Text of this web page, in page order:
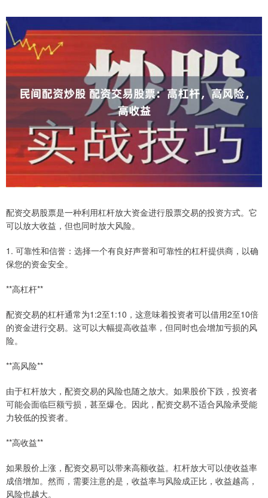
配资交易股票是一种利用杠杆放大资金进行股票交易的投资方式。它
可以放大收益，但也同时放大风险。
1. 可靠性和信誉：选择一个有良好声誉和可靠性的杠杆提供商，以确
保您的资金安全。
**高杠杆**
配资交易的杠杆通常为1:2至1:10，这意味着投资者可以借用2至10倍
的资金进行交易。这可以大幅提高收益率，但同时也会增加亏损的风
险。
**高风险**
由于杠杆放大，配资交易的风险也随之放大。如果股价下跌，投资者
可能会面临巨额亏损，甚至爆仓。因此，配资交易不适合风险承受能
力较低的投资者。
**高收益**
如果股价上涨，配资交易可以带来高额收益。杠杆放大可以使收益率
成倍增加。然而，需要注意的是，收益率与风险成正比，收益越高，
风险也越大。